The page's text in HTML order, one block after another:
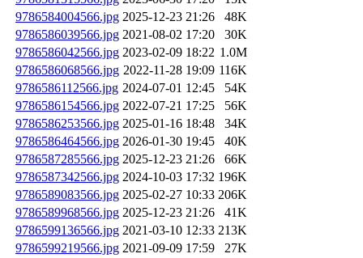
9786584004566.jpg 2025-12-23 21:26
48K
9786586039566.jpg 2021-08-02 17:20
30K
9786586042566.jpg 2023-02-09 18:22 1.0M
9786586068566.jpg 2022-11-28 19:09 116K
9786586112566.jpg 2024-07-01 12:45
54K
9786586154566.jpg 2022-07-21 17:25
56K
9786586253566.jpg 2025-01-16 18:48
34K
9786586464566.jpg 2026-01-30 19:45
40K
9786587285566.jpg 2025-12-23 21:26
66K
9786587342566.jpg 2024-10-03 17:32 196K
9786589083566.jpg 2025-02-27 10:33 206K
9786589968566.jpg 2025-12-23 21:26
41K
9786599136566.jpg 2021-03-10 12:33 213K
9786599219566.jpg 2021-09-09 17:59
27K